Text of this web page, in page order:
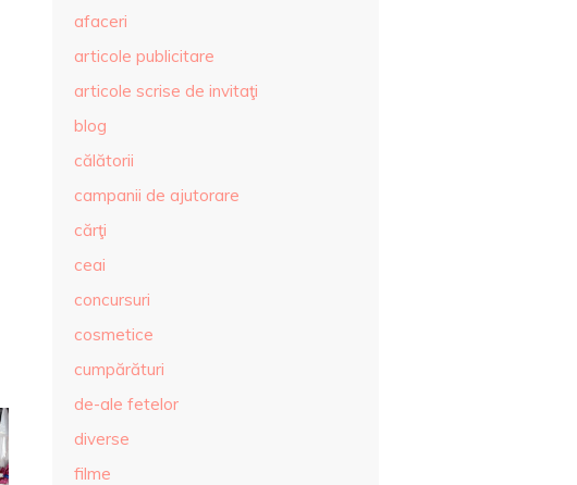
afaceri
articole publicitare
articole scrise de invitaţi
blog
călătorii
campanii de ajutorare
cărţi
ceai
concursuri
cosmetice
cumpărături
de-ale fetelor
diverse
filme